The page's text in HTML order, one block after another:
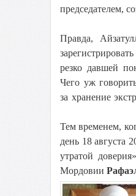
председателем,
Правда,
резко давшей
Чего уж
за хранение
Тем временем,
день 18 августа
утратой
Мордовии